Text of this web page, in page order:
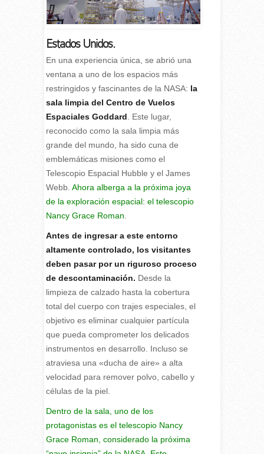
Estados Unidos.
En una experiencia única, se abrió una
ventana a uno de los espacios más
restringidos y fascinantes de la NASA: la
sala limpia del Centro de Vuelos
Espaciales Goddard . Este lugar,
reconocido como la sala limpia más
grande del mundo, ha sido cuna de
emblemáticas misiones como el
Telescopio Espacial Hubble y el James
Webb. Ahora alberga a la próxima joya
de la exploración espacial: el telescopio
Nancy GraceRoman
Antes de ingresar a este entorno
altamente controlado, los visitantes
deben pasar por un riguroso proceso
de descontaminación. Desde la
limpieza de calzado hasta la cobertura
total del cuerpo con trajes especiales, el
objetivo es eliminar cualquier partícula
que pueda comprometer los delicados
instrumentos en desarrollo. Incluso se
atraviesa una «ducha de aire» a alta
velocidad para remover polvo, cabello y
células de la piel.
Dentro de la sala, uno de los
protagonistas es el telescopio Nancy
Grace Roman, considerado la próxima